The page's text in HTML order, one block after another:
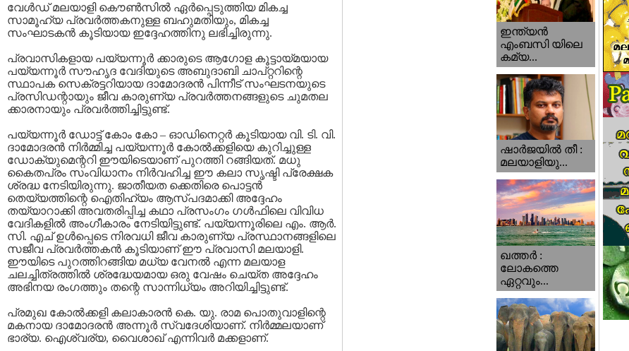
വേള്‍ഡ് മലയാളി കൌണ്‍സില്‍ ഏര്‍പ്പെടുത്തിയ മികച്ച
സാമൂഹ്യ പ്രവര്‍ത്തകനുള്ള ബഹുമതിയും, മികച്ച
സംഘാടകന്‍ കൂടിയായ ഇദ്ദേഹത്തിനു ലഭിച്ചിരുന്നു.
പ്രവാസികളായ പയ്യന്നൂര്‍ ക്കാരുടെ ആഗോള കൂട്ടായ്മയായ
പയ്യന്നൂര്‍ സൗഹൃദ വേദിയുടെ അബുദാബി ചാപ്റ്ററിന്റെ
സ്ഥാപക സെക്രട്ടറിയായ ദാമോദരന്‍ പിന്നീട് സംഘടനയുടെ
പ്രസിഡന്റായും ജീവ കാരുണ്യ പ്രവര്‍ത്തനങ്ങളുടെ ചുമതല
ക്കാരനായും പ്രവര്‍ത്തിച്ചിട്ടുണ്ട്.
പയ്യന്നൂര്‍ ഡോട്ട് കോം കോ – ഓഡിനെറ്റര്‍ കൂടിയായ വി. ടി. വി.
ദാമോദരന്‍ നിര്‍മ്മിച്ച പയ്യന്നൂര്‍ കോല്‍ക്കളിയെ കുറിച്ചുള്ള
ഡോക്യുമെന്ററി ഈയിടെയാണ് പുറത്തി റങ്ങിയത്. മധു
കൈതപ്രം സംവിധാനം നിര്‍വഹിച്ച ഈ കലാ സൃഷ്ടി പ്രേക്ഷക
ശ്രദ്ധ നേടിയിരുന്നു. ജാതീയത ക്കെതിരെ പൊട്ടന്‍
തെയ്യത്തിന്റെ ഐതിഹ്യം ആസ്പദമാക്കി അദ്ദേഹം
തയ്യാറാക്കി അവതരിപ്പിച്ച കഥാ പ്രസംഗം ഗള്‍ഫിലെ വിവിധ
വേദികളില്‍ അംഗീകാരം നേടിയിട്ടുണ്ട്. പയ്യന്നൂരിലെ എം. ആര്‍.
സി. എച് ഉള്‍പ്പെടെ നിരവധി ജീവ കാരുണ്യ പ്രസ്ഥാനങ്ങളിലെ
സജീവ പ്രവര്‍ത്തകന്‍ കൂടിയാണ് ഈ പ്രവാസി മലയാളി.
ഈയിടെ പുറത്തിറങ്ങിയ മധ്യ വേനല്‍ എന്ന മലയാള
ചലച്ചിത്രത്തില്‍ ശ്രദ്ധേയമായ ഒരു വേഷം ചെയ്ത അദ്ദേഹം
അഭിനയ രംഗത്തും തന്റെ സാന്നിധ്യം അറിയിച്ചിട്ടുണ്ട്.
പ്രമുഖ കോല്‍ക്കളി കലാകാരന്‍ കെ. യു. രാമ പൊതുവാളിന്റെ
മകനായ ദാമോദരന്‍ അന്നൂര്‍ സ്വദേശിയാണ്. നിര്‍മ്മലയാണ്‌
ഭാര്യ. ഐശ്വര്യ, വൈശാഖ് എന്നിവര്‍ മക്കളാണ്.
ഇന്ത്യന്‍
എംബസി യിലെ
കമ്യ...
ഷാര്‍ജയില്‍ തീ :
മലയാളിയു...
ഖത്തര്‍ :
ലോകത്തെ
ഏറ്റവും...